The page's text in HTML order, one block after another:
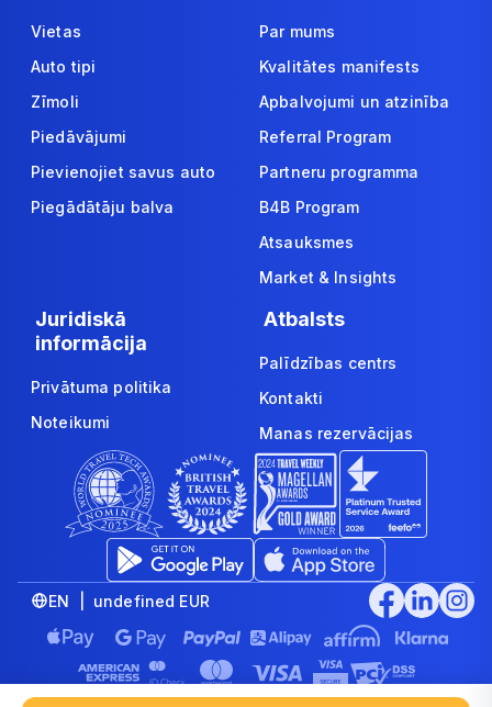
Vietas
Auto tipi
Zīmoli
Piedāvājumi
Pievienojiet savus auto
Piegādātāju balva
Par mums
Kvalitātes manifests
Apbalvojumi un atzinība
Referral Program
Partneru programma
B4B Program
Atsauksmes
Market & Insights
Juridiskā
informācija
Privātuma politika
Noteikumi
Atbalsts
Palīdzības centrs
Kontakti
Manas rezervācijas
EN | undefined EUR
© 2008-2026 www.economybookings.com is part of Booking